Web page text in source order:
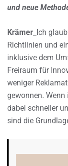
und neue
Krämer _Ich
Richtlinien und
inklusive dem
Freiraum für
weniger
gewonnen. Wenn
dabei schneller
sind die